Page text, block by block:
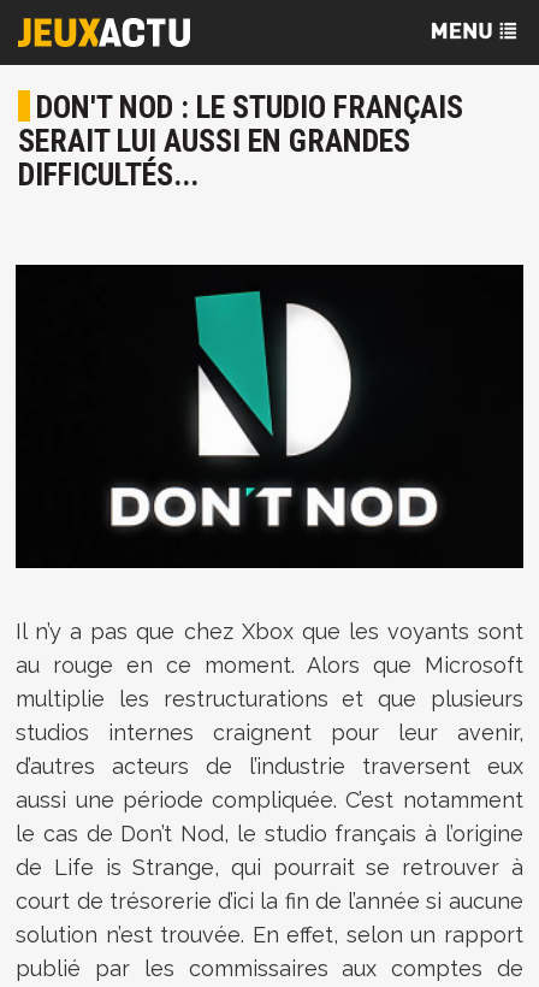
DON'T NOD : LE STUDIO FRANÇAIS
SERAIT LUI AUSSI EN GRANDES
DIFFICULTÉS...
Il n’y a pas que chez Xbox que les voyants sont
au rouge en ce moment. Alors que Microsoft
multiplie les restructurations et que plusieurs
studios internes craignent pour leur avenir,
d’autres acteurs de l’industrie traversent eux
aussi une période compliquée. C’est notamment
le cas de Don’t Nod, le studio français à l’origine
de Life is Strange, qui pourrait se retrouver à
court de trésorerie d’ici la fin de l’année si aucune
solution n’est trouvée. En effet, selon un rapport
publié par les commissaires aux comptes de